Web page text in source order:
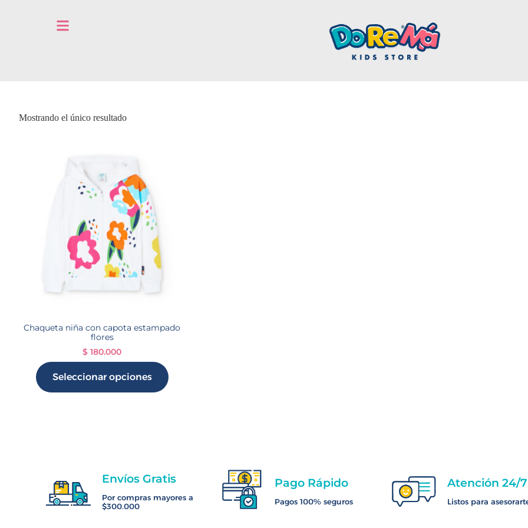
Mostrando el único resultado
Chaqueta niña con capota estampado
flores
$ 180.000
Seleccionar opciones
Envíos Gratis
Por compras mayores a
$300.000
Pago Rápido
Pagos 100% seguros
Atención 24/7
Listos para